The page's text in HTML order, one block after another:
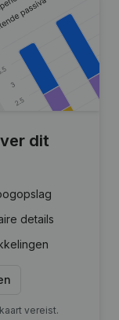
dit
details
vereist.